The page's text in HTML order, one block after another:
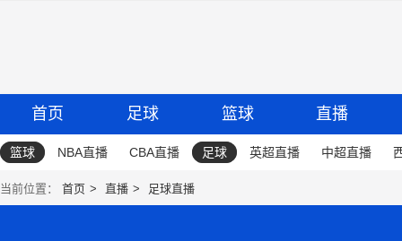
首页 足球 篮球 直播
篮球 NBA直播 CBA直播 足球 英超直播 中超直播
当前位置： 首页 直播 足球直播